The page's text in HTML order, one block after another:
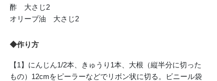
酢 大さじ2
オリーブ油 大さじ2
◆作り方
【1】にんじん1/2本、きゅうり1本、大根（縦半分に切った
もの）12cmをピーラーなどでリボン状に切る。ビニール袋